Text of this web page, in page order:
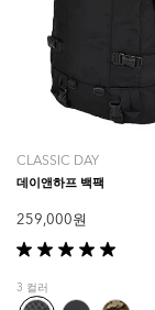
CLASSIC DAY
데이앤하프 백팩
259,000 원
별
5
개
3 컬러